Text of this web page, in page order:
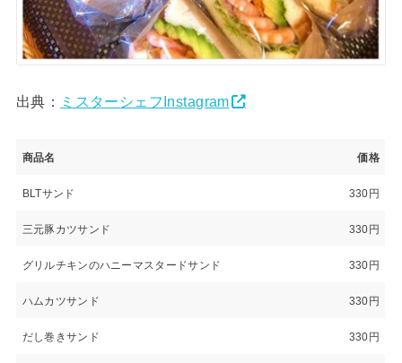
出典： ミスターシェフInstagram
商品名 価格
BLTサンド 330円
三元豚カツサンド 330円
グリルチキンのハニーマスタードサンド 330円
ハムカツサンド 330円
だし巻きサンド 330円